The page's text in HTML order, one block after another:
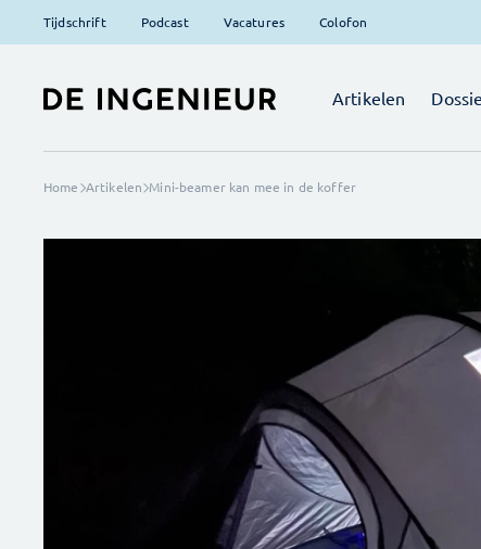
Tijdschrift Podcast Vacatures Colofon
Artikelen
Home Artikelen Mini-beamer kan mee in de koffer